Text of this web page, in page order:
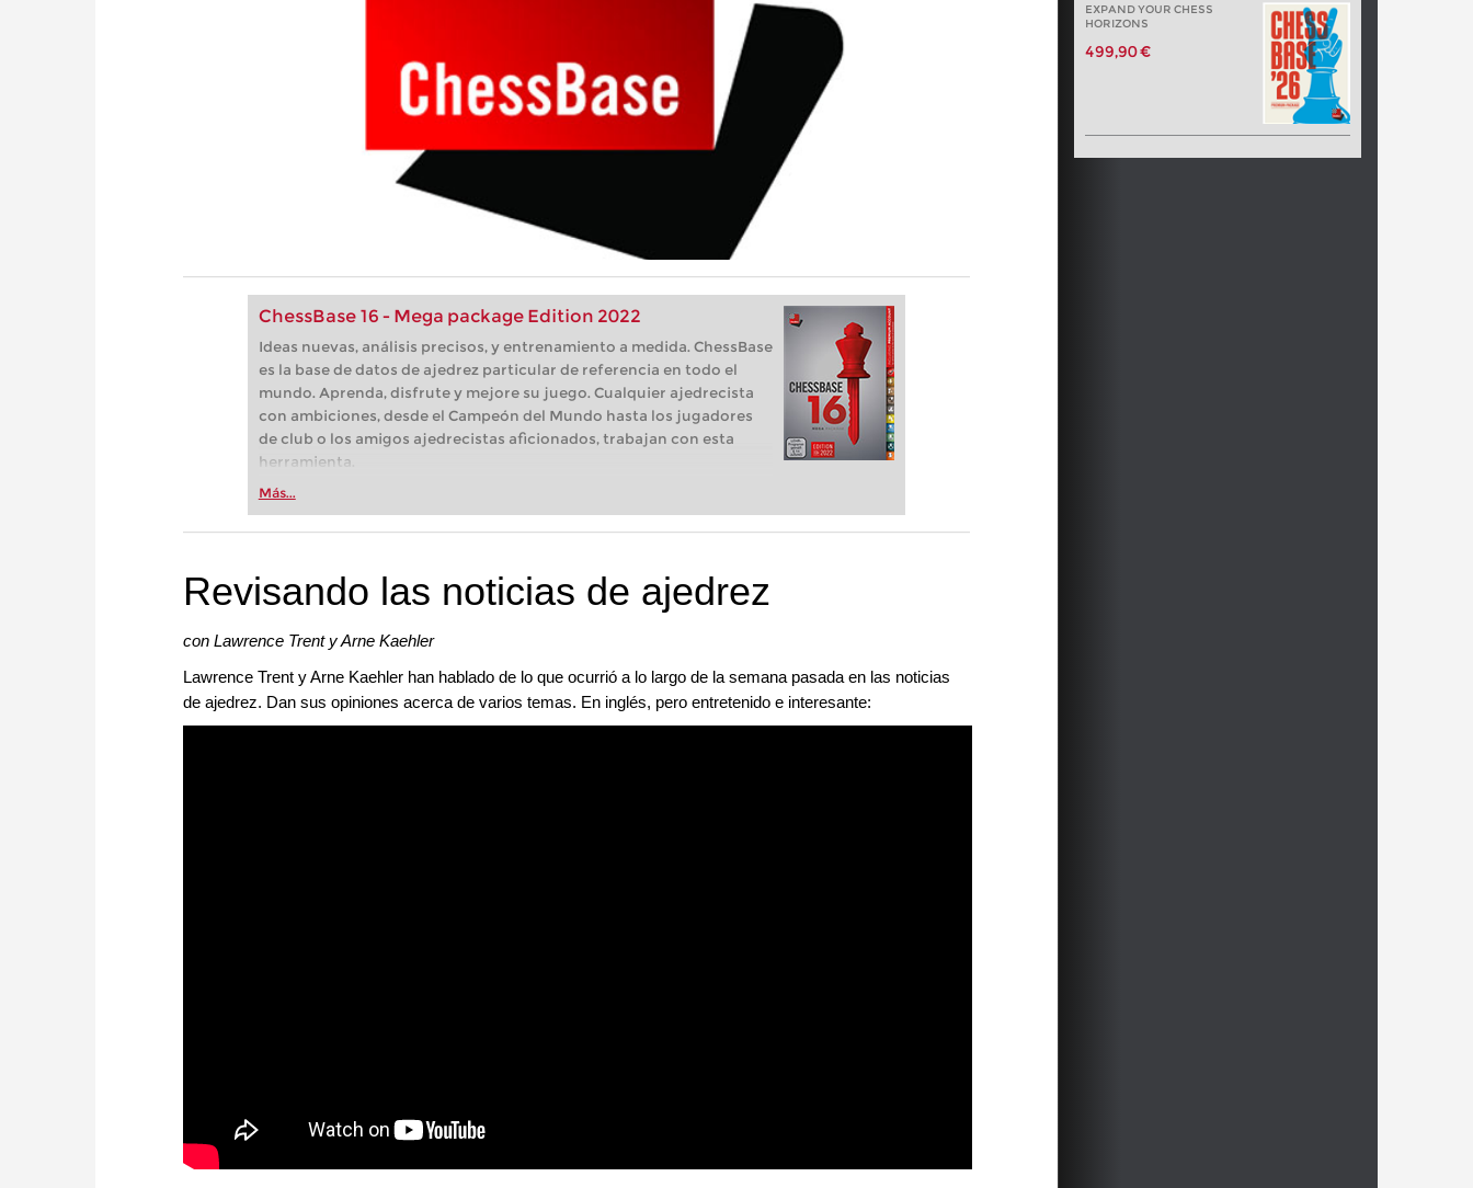
ChessBase 16 - Mega package Edition 2022
Ideas nuevas, análisis precisos, y entrenamiento a medida. ChessBase
es la base de datos de ajedrez particular de referencia en todo el
mundo. Aprenda, disfrute y mejore su juego. Cualquier ajedrecista
con ambiciones, desde el Campeón del Mundo hasta los jugadores
de club o los amigos ajedrecistas aficionados, trabajan con esta
herramienta.
Más...
EXPAND YOUR CHESS
HORIZONS
499,90 €
Revisando las noticias de ajedrez
con Lawrence Trent y Arne Kaehler
Lawrence Trent y Arne Kaehler han hablado de lo que ocurrió a lo largo de la semana pasada en las noticias
de ajedrez. Dan sus opiniones acerca de varios temas. En inglés, pero entretenido e interesante: